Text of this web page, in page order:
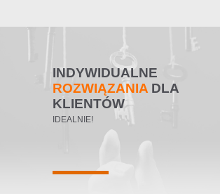
INDYWIDUALNE
ROZWIĄZANIA DLA
KLIENTÓW
IDEALNIE!